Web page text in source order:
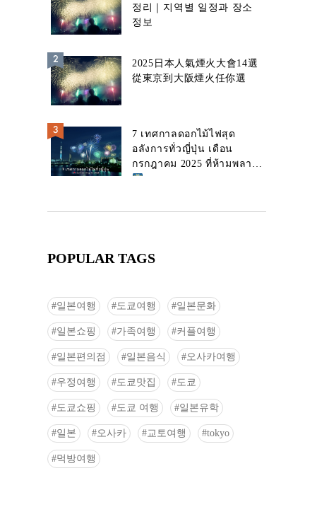
정리｜지역별 일정과 장소
정보
2025日本人氣煙火大會14選
從東京到大阪煙火任你選
7 เทศกาลดอกไม้ไฟสุด
อลังการทั่วญี่ปุ่น เดือน
กรกฎาคม 2025 ที่ห้ามพลาด!
POPULAR TAGS
일본여행 도쿄여행 일본문화
일본쇼핑 가족여행 커플여행
일본편의점 일본음식 오사카여행
우정여행 도쿄맛집 도쿄
도쿄쇼핑 도쿄 여행 일본유학
일본 오사카 교토여행 tokyo
먹방여행